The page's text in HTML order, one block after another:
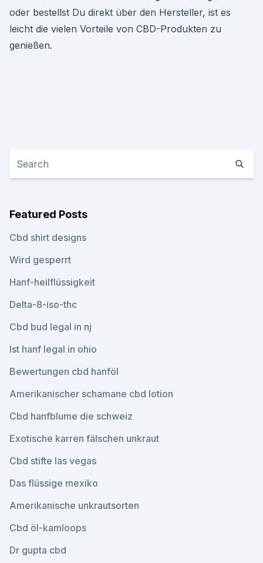
oder bestellst Du direkt über den Hersteller, ist es
leicht die vielen Vorteile von CBD-Produkten zu
genießen.
Featured Posts
Cbd shirt designs
Wird gesperrt
Hanf-heilflüssigkeit
Delta-8-iso-thc
Cbd bud legal in nj
Ist hanf legal in ohio
Bewertungen cbd hanföl
Amerikanischer schamane cbd lotion
Cbd hanfblume die schweiz
Exotische karren fälschen unkraut
Cbd stifte las vegas
Das flüssige mexiko
Amerikanische unkrautsorten
Cbd öl-kamloops
Dr gupta cbd